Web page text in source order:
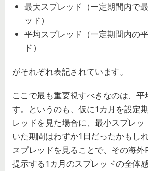
最大スプレッド（一定期間内で
ッド）
平均スプレッド（一定期間内の
ド）
がそれぞれ表記されています。
ここで最も重要視すべきなのは、
す。というのも、仮に1カ月を設定
レッドを見た場合に、最小スプレッ
いた期間はわずか1日だったかもし
スプレッドを見ることで、その海外
提示する1カ月のスプレッドの全体